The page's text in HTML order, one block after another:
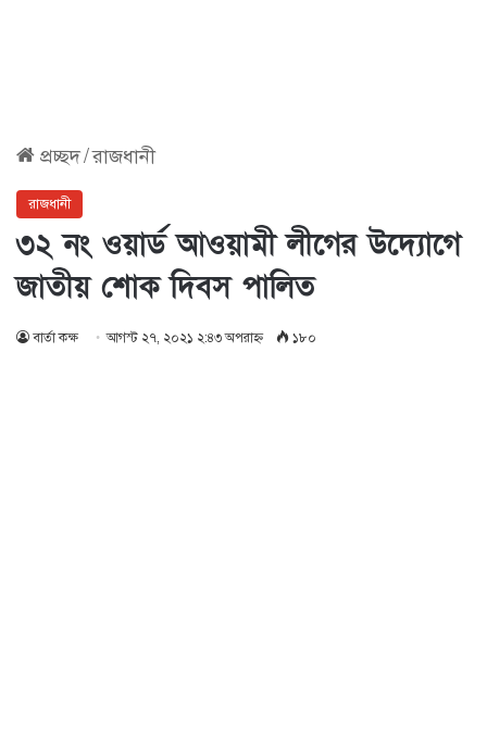
প্রচ্ছদ/রাজধানী
রাজধানী
৩২ নং ওয়ার্ড আওয়ামী লীগের উদ্যোগে
জাতীয় শোক দিবস পালিত
বার্তা কক্ষ আগস্ট ২৭, ২০২১ ২:৪৩ অপরাহ্ণ ১৮০